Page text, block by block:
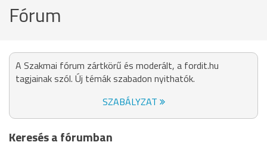
Fórum
A Szakmai fórum zártkörű és moderált, a fordit.hu
tagjainak szól. Új témák szabadon nyithatók.
SZABÁLYZAT
Keresés a fórumban